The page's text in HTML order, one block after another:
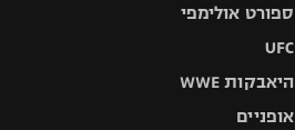
ספורט אולימפי
UFC
היאבקות WWE
אופניים